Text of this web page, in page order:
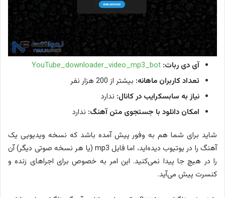
آی دی ربات: YouTube_downloader_video_mp3_bot
تعداد کاربران ماهانه: بیشتر از 200 هزار نفر
نیاز به سابسکرایب در کانال: ندارد
امکان دانلود با جستجوی متن آهنگ: ندارد
شاید برای شما هم به وفور پیش آمده باشد که نسخه ویدیویی یک
آهنگ را در یوتیوب دیده‌اید، اما فایل mp3 (یا هر نسخه صوتی دیگر) آن
را در هیچ جا پیدا نمی‌کنید. این امر به خصوص برای اجراهای زنده و
کنسرت پیش می‌آید.